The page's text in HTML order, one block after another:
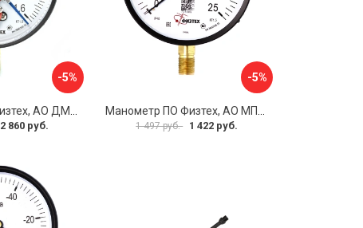
-5%
2 860 руб.
-5%
1 497 руб. 1 422 руб.